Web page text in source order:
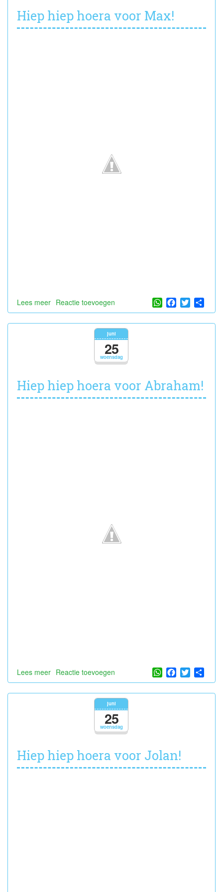
Hiep hiep hoera voor Max!
Lees meer over
Hiep
hiep
Reactie toevoegen WhatsApp
Facebook
Twitter
woensdag
juni
25
Hiep hiep hoera voor Abraham!
Lees meer over
Hiep
hiep
Reactie toevoegen WhatsApp
Facebook
Twitter
woensdag
juni
25
Hiep hiep hoera voor Jolan!